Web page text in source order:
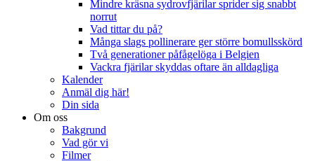
Mindre kräsna sydrovfjärilar sprider sig snabbt
norrut
Vad tittar du på?
Många slags pollinerare ger större bomullsskörd
Två generationer påfågelöga i Belgien
Vackra fjärilar skyddas oftare än alldagliga
Kalender
Anmäl dig här!
Din sida
Om oss
Bakgrund
Vad gör vi
Filmer